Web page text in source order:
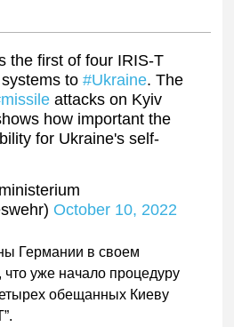
the first of four IRIS-T
systems to#Ukraine. The
attacks on Kyiv
how important the
for Ukraine's self-
October 10, 2022
Германии в своем
что уже начало процедуру
обещанных Киеву